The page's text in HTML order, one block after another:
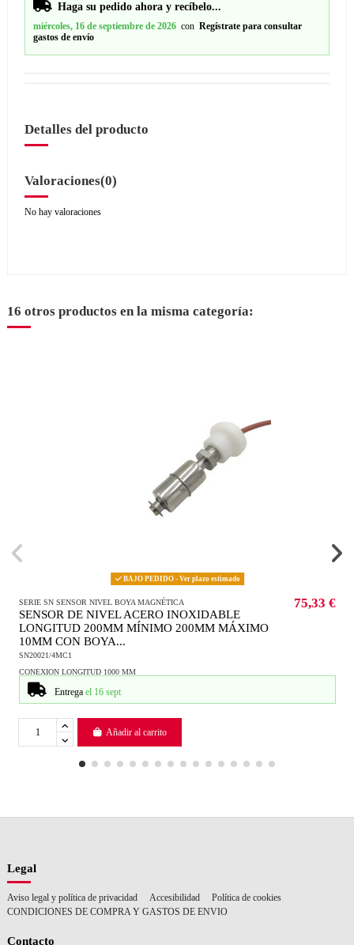
Haga su pedido ahora y recíbelo...
miércoles, 16 de septiembre de 2026 con Regístrate para consultar
gastos de envío
Detalles del producto
Valoraciones(0)
No hay valoraciones
16 otros productos en la misma categoría:
BAJO PEDIDO - Ver plazo estimado
SERIE SN SENSOR NIVEL BOYA MAGNÉTICA
SENSOR DE NIVEL ACERO INOXIDABLE
LONGITUD 200MM MÍNIMO 200MM MÁXIMO
10MM CON BOYA...
SN20021/4MC1
75,33 €
CONEXION LONGITUD 1000 MM
Entrega el 16 sept
Añadir al carrito
Legal
Aviso legal y política de privacidad Accesibilidad
Política de cookies
CONDICIONES DE COMPRA Y GASTOS DE ENVIO
Contacto